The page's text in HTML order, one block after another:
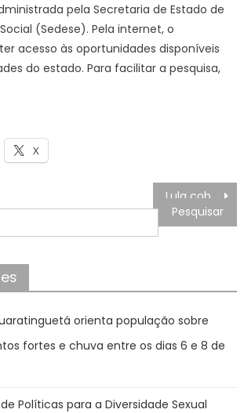
pela Secretaria de Estado de
(Sedese). Pela internet, o
acesso às oportunidades disponíveis
do estado. Para facilitar a pesquisa,
X
orienta população sobre
fortes e chuva entre os dias 6 e 8 de
Políticas para a Diversidade Sexual